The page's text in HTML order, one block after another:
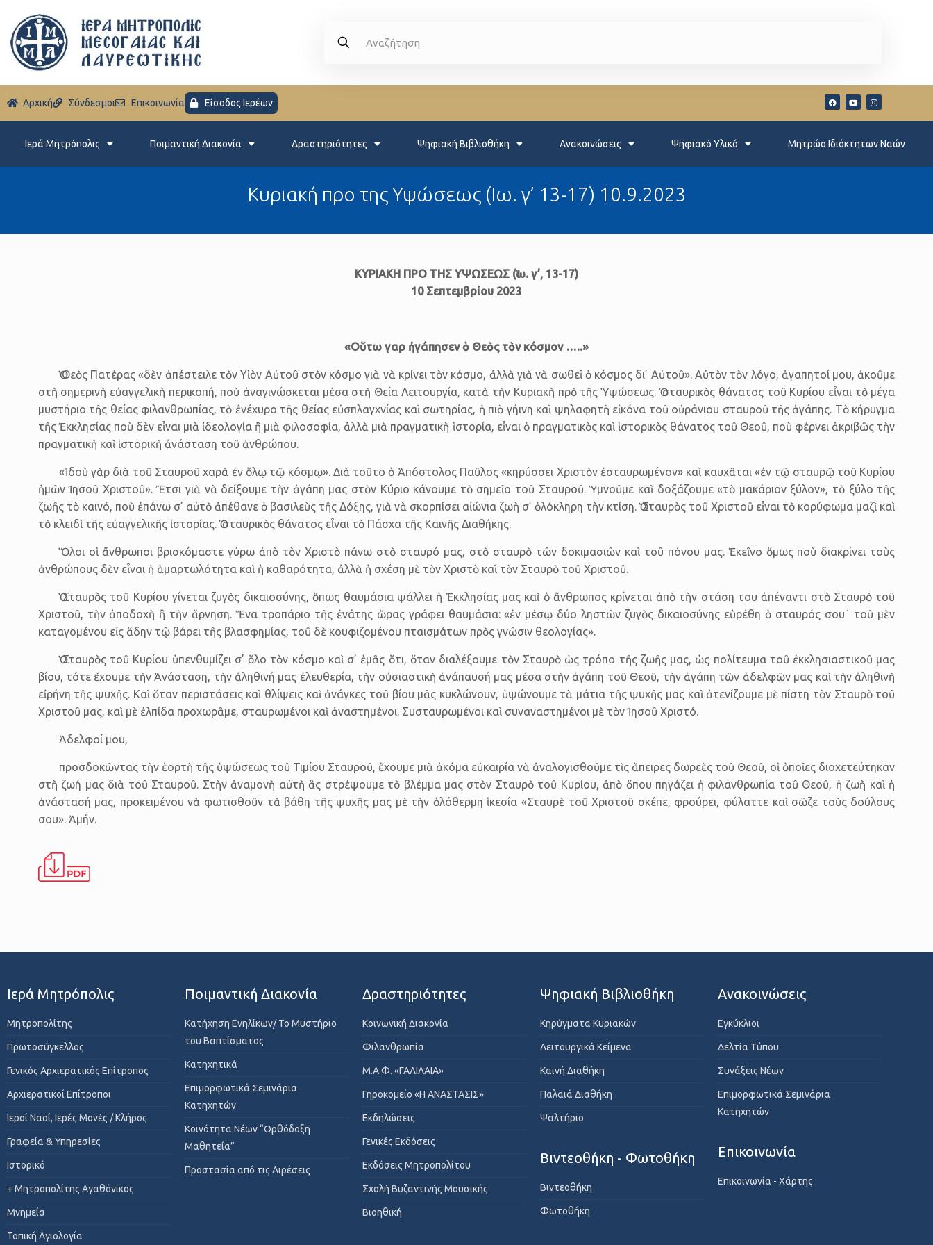
Aρχική Σύνδεσμοι Eπικοινωνία Είσοδος Ιερέων
Ιερά Μητρόπολις Ποιμαντική Διακονία Δραστηριότητες Ψηφιακή Βιβλιοθήκη Ανακοινώσεις Ψηφιακό Υλικό Μητρώο Ιδιόκτητων Ναών
Κυριακή προ της Υψώσεως (Ιω. γ’ 13-17) 10.9.2023
ΚΥΡΙΑΚΗ ΠΡΟ ΤΗΣ ΥΨΩΣΕΩΣ (Ἰω. γ’, 13-17)
10 Σεπτεμβρίου 2023
«Οὕτω γαρ ἠγάπησεν ὁ Θεὸς τὸν κόσμον …..»
Ὁ Θεὸς Πατέρας «δὲν ἀπέστειλε τὸν Υἱὸν Αὐτοῦ στὸν κόσμο γιὰ νὰ κρίνει τὸν κόσμο, ἀλλὰ γιὰ νὰ σωθεῖ ὁ κόσμος δι’ Αὐτοῦ». Αὐτὸν τὸν λόγο, ἀγαπητοί μου, ἀκοῦμε
στὴ σημερινὴ εὐαγγελικὴ περικοπή, ποὺ ἀναγινώσκεται μέσα στὴ Θεία Λειτουργία, κατὰ τὴν Κυριακὴ πρὸ τῆς Ὑψώσεως. Ὁ σταυρικὸς θάνατος τοῦ Κυρίου εἶναι τὸ μέγα
μυστήριο τῆς θείας φιλανθρωπίας, τὸ ἐνέχυρο τῆς θείας εὐσπλαγχνίας καὶ σωτηρίας, ἡ πιὸ γήινη καὶ ψηλαφητὴ εἰκόνα τοῦ οὐράνιου σταυροῦ τῆς ἀγάπης. Τὸ κήρυγμα
τῆς Ἐκκλησίας ποὺ δὲν εἶναι μιὰ ἰδεολογία ἢ μιὰ φιλοσοφία, ἀλλὰ μιὰ πραγματικὴ ἱστορία, εἶναι ὁ πραγματικὸς καὶ ἱστορικὸς θάνατος τοῦ Θεοῦ, ποὺ φέρνει ἀκριβῶς τὴν
πραγματικὴ καὶ ἱστορικὴ ἀνάσταση τοῦ ἀνθρώπου.
«Ἰδοὺ γὰρ διὰ τοῦ Σταυροῦ χαρὰ ἐν ὅλῳ τῷ κόσμῳ». Διὰ τοῦτο ὁ Ἀπόστολος Παῦλος «κηρύσσει Χριστὸν ἐσταυρωμένον» καὶ καυχᾶται «ἐν τῷ σταυρῷ τοῦ Κυρίου
ἡμῶν Ἰησοῦ Χριστοῦ». Ἔτσι γιὰ νὰ δείξουμε τὴν ἀγάπη μας στὸν Κύριο κάνουμε τὸ σημεῖο τοῦ Σταυροῦ. Ὑμνοῦμε καὶ δοξάζουμε «τὸ μακάριον ξύλον», τὸ ξύλο τῆς
ζωῆς τὸ καινό, ποὺ ἐπάνω σ’ αὐτὸ ἀπέθανε ὁ βασιλεὺς τῆς Δόξης, γιὰ νὰ σκορπίσει αἰώνια ζωὴ σ’ ὁλόκληρη τὴν κτίση. Ὁ Σταυρὸς τοῦ Χριστοῦ εἶναι τὸ κορύφωμα μαζὶ καὶ
τὸ κλειδὶ τῆς εὐαγγελικῆς ἱστορίας. Ὁ σταυρικὸς θάνατος εἶναι τὸ Πάσχα τῆς Καινῆς Διαθήκης.
Ὅλοι οἱ ἄνθρωποι βρισκόμαστε γύρω ἀπὸ τὸν Χριστὸ πάνω στὸ σταυρό μας, στὸ σταυρὸ τῶν δοκιμασιῶν καὶ τοῦ πόνου μας. Ἐκεῖνο ὅμως ποὺ διακρίνει τοὺς
ἀνθρώπους δὲν εἶναι ἡ ἁμαρτωλότητα καὶ ἡ καθαρότητα, ἀλλὰ ἡ σχέση μὲ τὸν Χριστὸ καὶ τὸν Σταυρὸ τοῦ Χριστοῦ.
Ὁ Σταυρὸς τοῦ Κυρίου γίνεται ζυγὸς δικαιοσύνης, ὅπως θαυμάσια ψάλλει ἡ Ἐκκλησίας μας καὶ ὁ ἄνθρωπος κρίνεται ἀπὸ τὴν στάση του ἀπέναντι στὸ Σταυρὸ τοῦ
Χριστοῦ, τὴν ἀποδοχὴ ἢ τὴν ἄρνηση. Ἕνα τροπάριο τῆς ἐνάτης ὥρας γράφει θαυμάσια: «ἐν μέσῳ δύο ληστῶν ζυγὸς δικαιοσύνης εὑρέθη ὁ σταυρός σου˙ τοῦ μὲν
καταγομένου εἰς ἅδην τῷ βάρει τῆς βλασφημίας, τοῦ δὲ κουφιζομένου πταισμάτων πρὸς γνῶσιν θεολογίας».
Ὁ Σταυρὸς τοῦ Κυρίου ὑπενθυμίζει σ’ ὅλο τὸν κόσμο καὶ σ’ ἐμᾶς ὅτι, ὅταν διαλέξουμε τὸν Σταυρὸ ὡς τρόπο τῆς ζωῆς μας, ὡς πολίτευμα τοῦ ἐκκλησιαστικοῦ μας
βίου, τότε ἔχουμε τὴν Ἀνάσταση, τὴν ἀληθινή μας ἐλευθερία, τὴν οὐσιαστικὴ ἀνάπαυσή μας μέσα στὴν ἀγάπη τοῦ Θεοῦ, τὴν ἀγάπη τῶν ἀδελφῶν μας καὶ τὴν ἀληθινὴ
εἰρήνη τῆς ψυχῆς. Καὶ ὅταν περιστάσεις καὶ θλίψεις καὶ ἀνάγκες τοῦ βίου μᾶς κυκλώνουν, ὑψώνουμε τὰ μάτια τῆς ψυχῆς μας καὶ ἀτενίζουμε μὲ πίστη τὸν Σταυρὸ τοῦ
Χριστοῦ μας, καὶ μὲ ἐλπίδα προχωρᾶμε, σταυρωμένοι καὶ ἀναστημένοι. Συσταυρωμένοι καὶ συναναστημένοι μὲ τὸν Ἰησοῦ Χριστό.
Ἀδελφοί μου,
προσδοκῶντας τὴν ἑορτὴ τῆς ὑψώσεως τοῦ Τιμίου Σταυροῦ, ἔχουμε μιὰ ἀκόμα εὐκαιρία νὰ ἀναλογισθοῦμε τὶς ἄπειρες δωρεὲς τοῦ Θεοῦ, οἱ ὁποῖες διοχετεύτηκαν
στὴ ζωή μας διὰ τοῦ Σταυροῦ. Στὴν ἀναμονὴ αὐτὴ ἂς στρέψουμε τὸ βλέμμα μας στὸν Σταυρὸ τοῦ Κυρίου, ἀπὸ ὅπου πηγάζει ἡ φιλανθρωπία τοῦ Θεοῦ, ἡ ζωὴ καὶ ἡ
ἀνάστασή μας, προκειμένου νὰ φωτισθοῦν τὰ βάθη τῆς ψυχῆς μας μὲ τὴν ὁλόθερμη ἱκεσία «Σταυρὲ τοῦ Χριστοῦ σκέπε, φρούρει, φύλαττε καὶ σῶζε τοὺς δούλους
σου». Ἀμήν.
Ιερά Μητρόπολις
Μητροπολίτης
Πρωτοσύγκελλος
Γενικός Αρχιερατικός Επίτροπος
Αρχιερατικοί Επίτροποι
Ιεροί Ναοί, Ιερές Μονές / Κλήρος
Γραφεία & Υπηρεσίες
Ιστορικό
+ Μητροπολίτης Αγαθόνικος
Μνημεία
Τοπική Αγιολογία
Ποιμαντική Διακονία
Κατήχηση Ενηλίκων/ Το Μυστήριο
του Βαπτίσματος
Κατηχητικά
Επιμορφωτικά Σεμινάρια
Κατηχητών
Κοινότητα Νέων “Ορθόδοξη
Μαθητεία”
Προστασία από τις Αιρέσεις
Δραστηριότητες
Κοινωνική Διακονία
Φιλανθρωπία
Μ.Α.Φ. «ΓΑΛΙΛΑΙΑ»
Γηροκομείο «Η ΑΝΑΣΤΑΣΙΣ»
Εκδηλώσεις
Γενικές Εκδόσεις
Εκδόσεις Μητροπολίτου
Σχολή Βυζαντινής Μουσικής
Βιοηθική
Ψηφιακή Βιβλιοθήκη
Κηρύγματα Κυριακών
Λειτουργικά Κείμενα
Καινή Διαθήκη
Παλαιά Διαθήκη
Ψαλτήριο
Βιντεοθήκη - Φωτοθήκη
Βιντεοθήκη
Φωτοθήκη
Ανακοινώσεις
Εγκύκλιοι
Δελτία Τύπου
Συνάξεις Νέων
Επιμορφωτικά Σεμινάρια
Κατηχητών
Επικοινωνία
Επικοινωνία - Χάρτης